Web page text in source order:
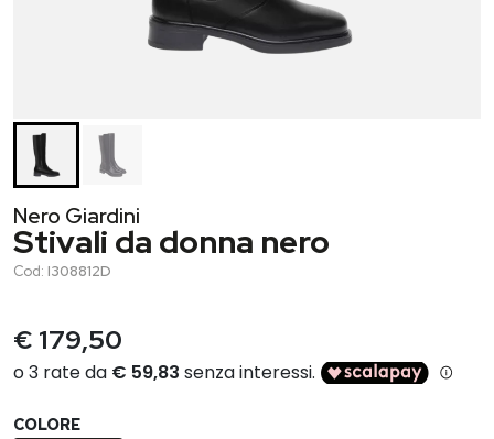
Nero Giardini
Stivali da donna nero
Cod: I308812D
€ 179,50
COLORE